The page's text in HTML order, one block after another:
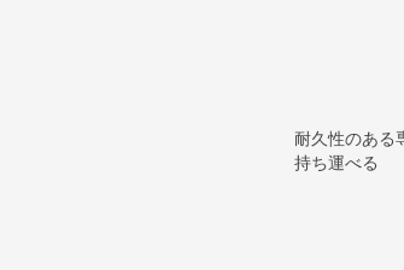
耐久性のある
持ち運べる